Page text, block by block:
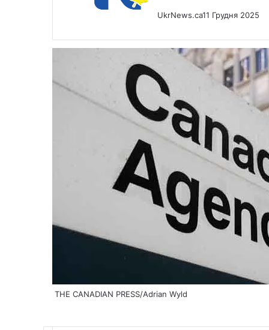
UkrNews.ca11 Грудня 2025
THE CANADIAN PRESS/Adrian Wyld